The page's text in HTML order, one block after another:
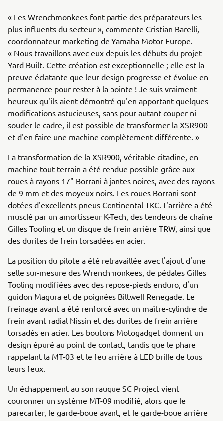
« Les Wrenchmonkees font partie des préparateurs les
plus influents du secteur », commente Cristian Barelli,
coordonnateur marketing de Yamaha Motor Europe.
« Nous travaillons avec eux depuis les débuts du projet
Yard Built. Cette création est exceptionnelle ; elle est la
preuve éclatante que leur design progresse et évolue en
permanence pour rester à la pointe ! Je suis vraiment
heureux qu'ils aient démontré qu'en apportant quelques
modifications astucieuses, sans pour autant couper ni
souder le cadre, il est possible de transformer la XSR900
et d'en faire une machine complètement différente. »
La transformation de la XSR900, véritable citadine, en
machine tout-terrain a été rendue possible grâce aux
roues à rayons 17" Borrani à jantes noires, avec des rayons
de 9 mm et des moyeux noirs. Les roues Borrani sont
dotées d'excellents pneus Continental TKC. L'arrière a été
musclé par un amortisseur K-Tech, des tendeurs de chaîne
Gilles Tooling et un disque de frein arrière TRW, ainsi que
des durites de frein torsadées en acier.
La position du pilote a été retravaillée avec l'ajout d'une
selle sur-mesure des Wrenchmonkees, de pédales Gilles
Tooling modifiées avec des repose-pieds enduro, d'un
guidon Magura et de poignées Biltwell Renegade. Le
freinage avant a été renforcé avec un maître-cylindre de
frein avant radial Nissin et des durites de frein arrière
torsadés en acier. Les boutons Motogadget donnent un
design épuré au point de contact, tandis que le phare
rappelant la MT-03 et le feu arrière à LED brille de tous
leurs feux.
Un échappement au son rauque SC Project vient
couronner un système MT-09 modifié, alors que le
parecarter, le garde-boue avant, et le garde-boue arrière